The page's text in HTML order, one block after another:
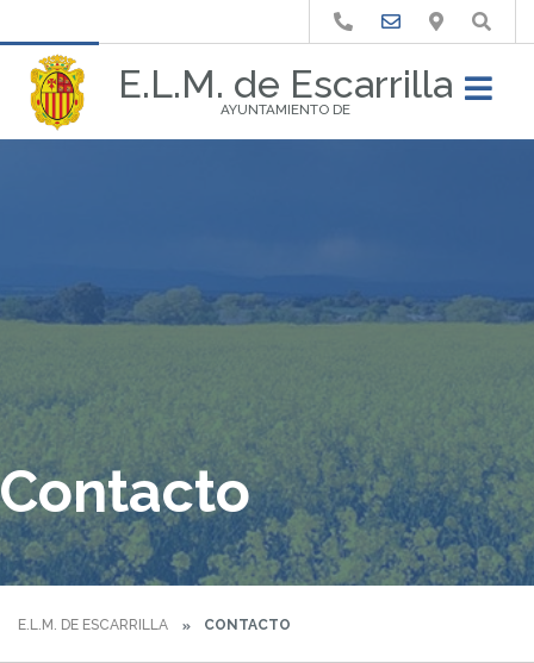
E.L.M. de Escarrilla
AYUNTAMIENTO DE
Buscar
Contacto
E.L.M. DE ESCARRILLA CONTACTO